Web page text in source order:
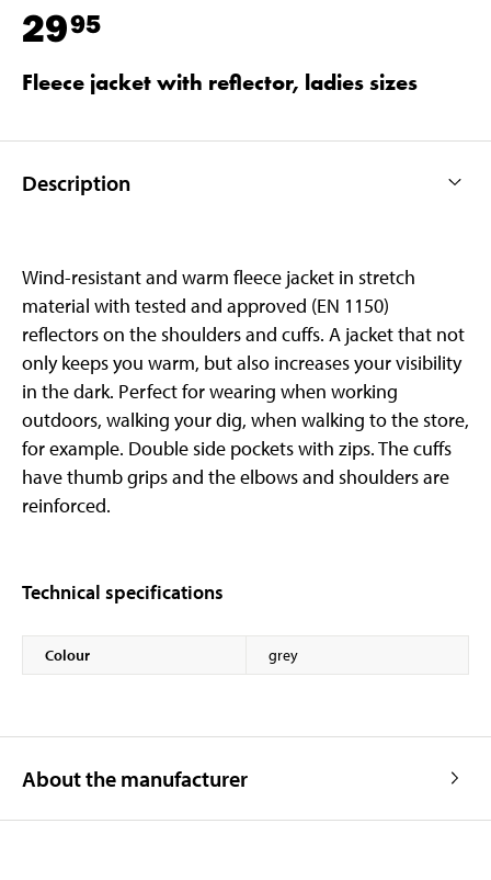
2995
Fleece jacket with reflector, ladies sizes
Description
Wind-resistant and warm fleece jacket in stretch
material with tested and approved (EN 1150)
reflectors on the shoulders and cuffs. A jacket that not
only keeps you warm, but also increases your visibility
in the dark. Perfect for wearing when working
outdoors, walking your dig, when walking to the store,
for example. Double side pockets with zips. The cuffs
have thumb grips and the elbows and shoulders are
reinforced.
Technical specifications
Colour grey
About the manufacturer